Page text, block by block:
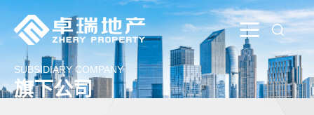
SUBSIDIARY COMPANY
旗下公司